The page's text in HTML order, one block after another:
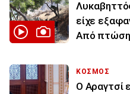
είχε
Από πτώση
ΚΟΣΜΟΣ
Ο Αραγτσί